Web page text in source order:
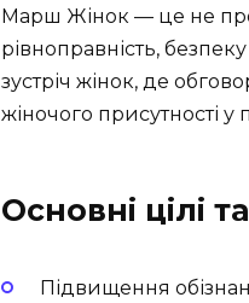
Марш Жінок — це не
рівноправність,
зустріч жінок, де
жіночого присутності у
Основні цілі
Підвищення